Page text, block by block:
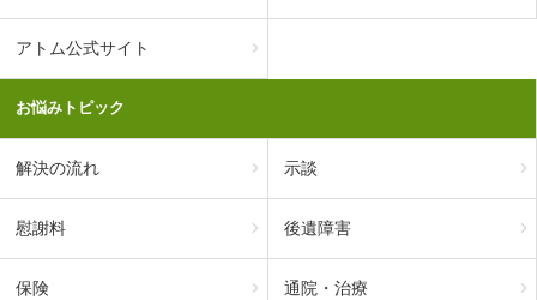
アトム公式サイト
お悩みトピック
解決の流れ 示談
慰謝料 後遺障害
保険 通院・治療